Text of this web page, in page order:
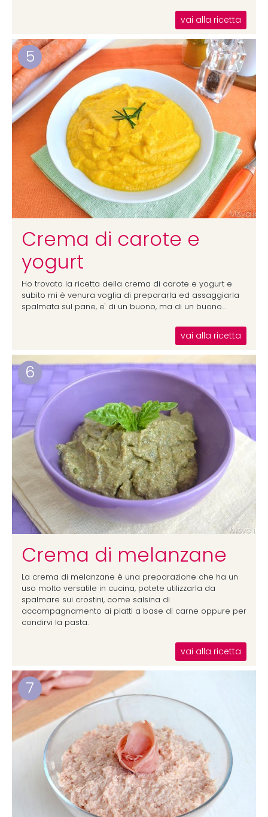
vai alla ricetta
5
Crema di carote e
yogurt
Ho trovato la ricetta della crema di carote e yogurt e
subito mi è venura voglia di prepararla ed assaggiarla
spalmata sul pane, e' di un buono, ma di un buono...
vai alla ricetta
6
Crema di melanzane
La crema di melanzane è una preparazione che ha un
uso molto versatile in cucina, potete utilizzarla da
spalmare sui crostini, come salsina di
accompagnamento ai piatti a base di carne oppure per
condirvi la pasta.
vai alla ricetta
7